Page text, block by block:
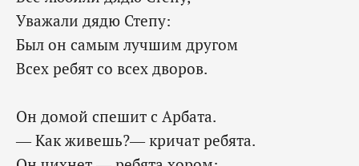
Уважали дядю Степу:
Был он самым лучшим другом
Всех ребят со всех дворов.
Он домой спешит с Арбата.
— Как живешь?— кричат ребята.